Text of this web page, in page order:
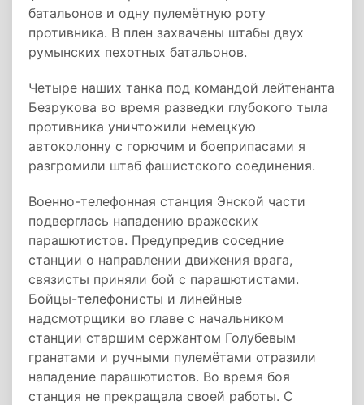
батальонов и одну пулемётную роту
противника. В плен захвачены штабы двух
румынских пехотных батальонов.
Четыре наших танка под командой лейтенанта
Безрукова во время разведки глубокого тыла
противника уничтожили немецкую
автоколонну с горючим и боеприпасами я
разгромили штаб фашистского соединения.
Военно-телефонная станция Энской части
подверглась нападению вражеских
парашютистов. Предупредив соседние
станции о направлении движения врага,
связисты приняли бой с парашютистами.
Бойцы-телефонисты и линейные
надсмотрщики во главе с начальником
станции старшим сержантом Голубевым
гранатами и ручными пулемётами отразили
нападение парашютистов. Во время боя
станция не прекращала своей работы. С